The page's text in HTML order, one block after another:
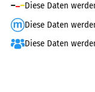
Diese Daten
Diese Daten
Diese Daten